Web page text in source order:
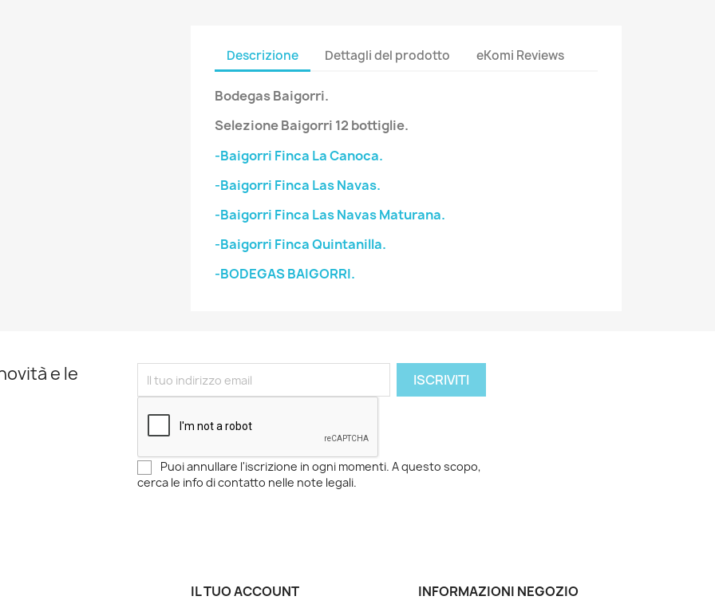
Descrizione Dettagli del prodotto eKomi Reviews
BodegasBaigorri.
SelezioneBaigorri 12 bottiglie.
-Baigorri Finca La Canoca.
-Baigorri Finca Las Navas.
-Baigorri Finca Las Navas Maturana.
-Baigorri Finca Quintanilla.
-BODEGAS BAIGORRI.
e le
Puoi annullare l'iscrizione in ogni momenti. A questo scopo,
cerca le info di contatto nelle note legali.
IL TUO ACCOUNT INFORMAZIONI NEGOZIO